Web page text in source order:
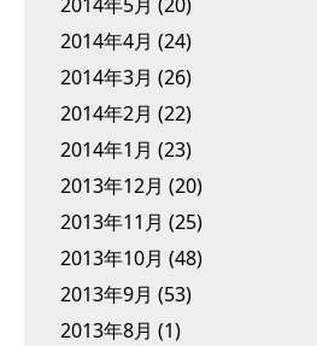
2014年4月 (24)
2014年3月 (26)
2014年2月 (22)
2014年1月 (23)
2013年12月 (20)
2013年11月 (25)
2013年10月 (48)
2013年9月 (53)
2013年8月 (1)